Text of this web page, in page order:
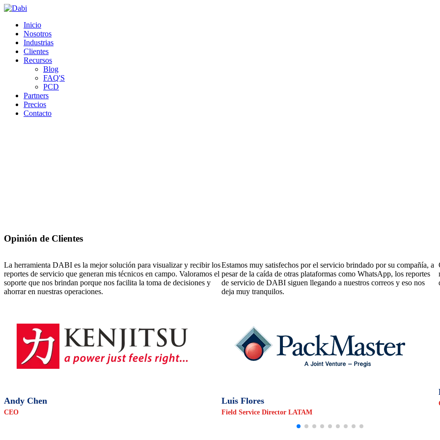
Inicio
Nosotros
Industrias
Clientes
Recursos
Blog
FAQ'S
PCD
Partners
Precios
Contacto
Opinión de Clientes
Estamos muy satisfechos por el servicio brindado por su compañía, a
pesar de la caída de otras plataformas como WhatsApp, los reportes
de servicio de DABI siguen llegando a nuestros correos y eso nos
deja muy tranquilos.
Luis Flores
Field Service Director LATAM
Con DABI, hemos mejorado la calidad de nuestros servicios de
mantenimiento y la comunicación entre oficina y técnicos de servicio
distribuidos a nivel nacional.
CEO